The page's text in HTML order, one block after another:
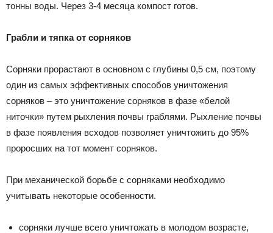
тонны воды. Через 3-4 месяца компост готов.
Грабли и тяпка от сорняков
Сорняки прорастают в основном с глубины 0,5 см, поэтому
один из самых эффективных способов уничтожения
сорняков – это уничтожение сорняков в фазе «белой
ниточки» путем рыхления почвы граблями. Рыхление почвы
в фазе появления всходов позволяет уничтожить до 95%
проросших на тот момент сорняков.
При механической борьбе с сорняками необходимо
учитывать некоторые особенности.
сорняки лучше всего уничтожать в молодом возрасте,